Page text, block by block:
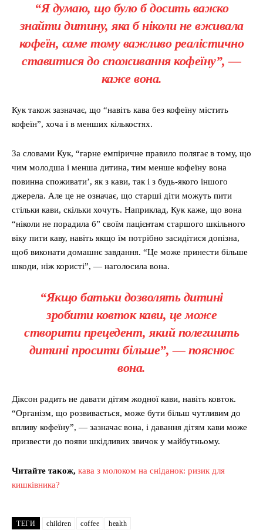
“Я думаю, що було б досить важко
знайти дитину, яка б ніколи не вживала
кофеїн, саме тому важливо реалістично
ставитися до споживання кофеїну”, —
каже вона.
Кук також зазначає, що “навіть кава без кофеїну містить
кофеїн”, хоча і в менших кількостях.
За словами Кук, “гарне емпіричне правило полягає в тому, що
чим молодша і менша дитина, тим менше кофеїну вона
повинна споживати’, як з кави, так і з будь-якого іншого
джерела. Але це не означає, що старші діти можуть пити
стільки кави, скільки хочуть. Наприклад, Кук каже, що вона
“ніколи не порадила б” своїм пацієнтам старшого шкільного
віку пити каву, навіть якщо їм потрібно засидітися допізна,
щоб виконати домашнє завдання. “Це може принести більше
шкоди, ніж користі”, — наголосила вона.
“Якщо батьки дозволять дитині
зробити ковток кави, це може
створити прецедент, який полегшить
дитині просити більше”, — пояснює
вона.
Діксон радить не давати дітям жодної кави, навіть ковток.
“Організм, що розвивається, може бути більш чутливим до
впливу кофеїну”, — зазначає вона, і давання дітям кави може
призвести до появи шкідливих звичок у майбутньому.
Читайте також, кава з молоком на сніданок: ризик для
кишківника?
ТЕГИ children coffee health